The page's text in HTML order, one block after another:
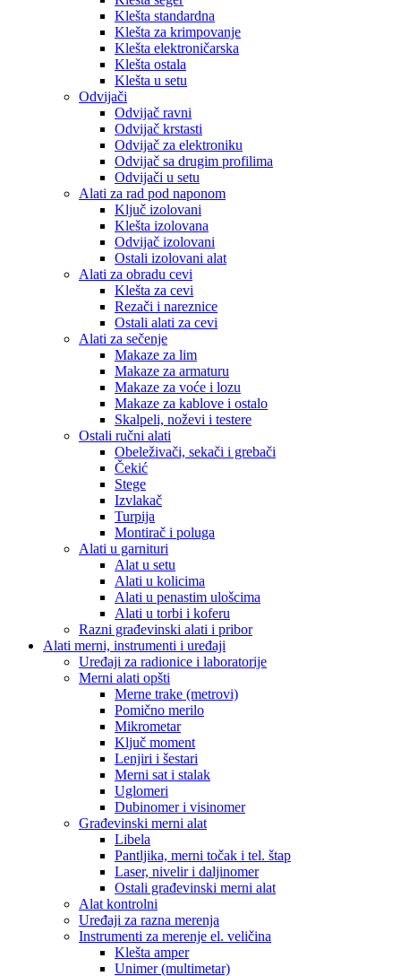
Klešta standardna
Klešta za krimpovanje
Klešta elektroničarska
Klešta ostala
Klešta u setu
Odvijači
Odvijač ravni
Odvijač krstasti
Odvijač za elektroniku
Odvijač sa drugim profilima
Odvijači u setu
Alati za rad pod naponom
Ključ izolovani
Klešta izolovana
Odvijač izolovani
Ostali izolovani alat
Alati za obradu cevi
Klešta za cevi
Rezači i nareznice
Ostali alati za cevi
Alati za sečenje
Makaze za lim
Makaze za armaturu
Makaze za voće i lozu
Makaze za kablove i ostalo
Skalpeli, noževi i testere
Ostali ručni alati
Obeleživači, sekači i grebači
Čekić
Stege
Izvlakač
Turpija
Montirač i poluga
Alati u garnituri
Alat u setu
Alati u kolicima
Alati u penastim ulošcima
Alati u torbi i koferu
Razni građevinski alati i pribor
Alati merni, instrumenti i uređaji
Uređaji za radionice i laboratorije
Merni alati opšti
Merne trake (metrovi)
Pomično merilo
Mikrometar
Ključ moment
Lenjiri i šestari
Merni sat i stalak
Uglomeri
Dubinomer i visinomer
Građevinski merni alat
Libela
Pantljika, merni točak i tel. štap
Laser, nivelir i daljinomer
Ostali građevinski merni alat
Alat kontrolni
Uređaji za razna merenja
Instrumenti za merenje el. veličina
Klešta amper
Unimer (multimetar)